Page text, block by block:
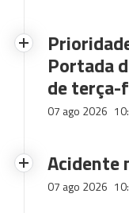
Portada
de terça-
07 ago 2026
Acidente
07 ago 2026